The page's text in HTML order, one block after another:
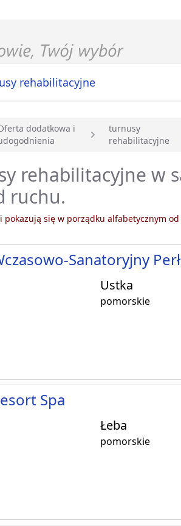
rehabilitacyjne
dodatkowa i
turnusy
rehabilitacyjne
rehabilitacyjne w
ruchu.
pokazują się w porządku alfabetycznym
Sanatoryjny
Ustka
pomorskie
Spa
Łeba
pomorskie